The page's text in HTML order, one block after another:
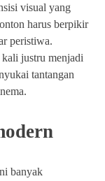
visual yang
harus berpikir
peristiwa.
justru menjadi
tantangan
banyak